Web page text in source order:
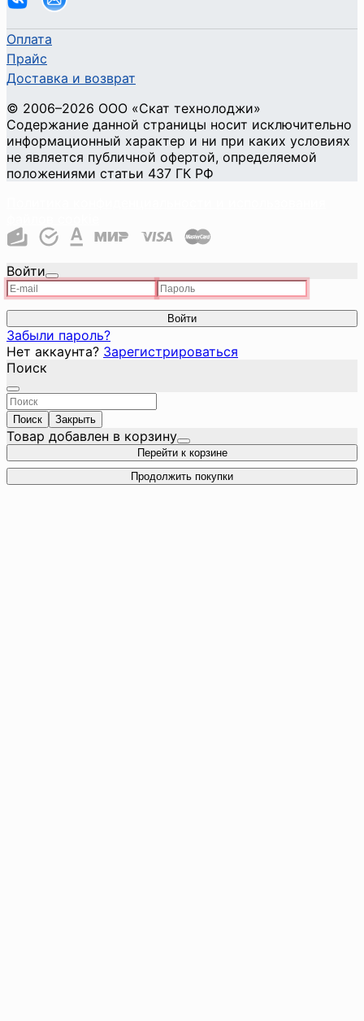
Оплата
Прайс
Доставка и возврат
© 2006–2026 ООО «Скат технолоджи»
Содержание данной страницы носит исключительно
информационный характер и ни при каких условиях
не является публичной офертой, определяемой
положениями статьи 437 ГК РФ
Войти
Войти
Забыли пароль?
Нет аккаунта? Зарегистрироваться
Поиск
Поиск Закрыть
Товар добавлен в корзину
Перейти к корзине
Продолжить покупки